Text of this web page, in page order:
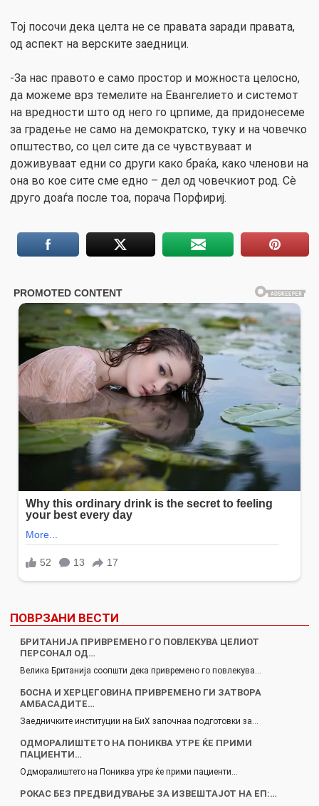
Тој посочи дека целта не се правата заради правата,
од аспект на верските заедници.
-За нас правото е само простор и можноста целосно,
да можеме врз темелите на Евангелието и системот
на вредности што од него го црпиме, да придонесеме
за градење не само на демократско, туку и на човечко
општество, со цел сите да се чувствуваат и
доживуваат едни со други како браќа, како членови на
она во кое сите сме едно – дел од човечкиот род. Сè
друго доаѓа после тоа, порача Порфириј.
ПОВРЗАНИ ВЕСТИ
БРИТАНИЈА ПРИВРЕМЕНО ГО ПОВЛЕКУВА ЦЕЛИОТ
ПЕРСОНАЛ ОД…
Велика Британија соопшти дека привремено го повлекува…
БОСНА И ХЕРЦЕГОВИНА ПРИВРЕМЕНО ГИ ЗАТВОРА
АМБАСАДИТЕ…
Заедничките институции на БиХ започнаа подготовки за…
ОДМОРАЛИШТЕТО НА ПОНИКВА УТРЕ ЌЕ ПРИМИ
ПАЦИЕНТИ…
Одморалиштето на Пониква утре ќе прими пациенти…
РОКАС БЕЗ ПРЕДВИДУВАЊЕ ЗА ИЗВЕШТАЈОТ НА ЕП:…